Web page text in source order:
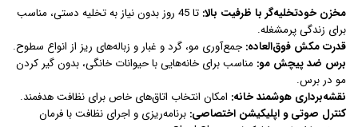
مخزن خودتخلیه‌گر با ظرفیت بالا:
تا 45 روز بدون نیاز به تخلیه دستی، مناسب
برای زندگی پرمشغله.
قدرت مکش فوق‌العاده: جمع‌آوری مو، گرد و غبار و زباله‌های ریز از انواع سطوح.
برس ضد پیچش مو: مناسب برای خانه‌هایی با حیوانات خانگی، بدون گیر کردن
مو در برس.
نقشه‌برداری هوشمند خانه: امکان انتخاب اتاق‌های خاص برای نظافت هدفمند.
کنترل صوتی و اپلیکیشن اختصاصی: برنامه‌ریزی و اجرای نظافت با فرمان